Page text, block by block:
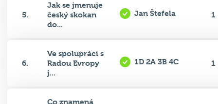
5.
Jak se jmenuje
český skokan
do...
Jan Štefela 1
6.
Ve spolupráci s
Radou Evropy
j...
1D 2A 3B 4C 1
Co znamená